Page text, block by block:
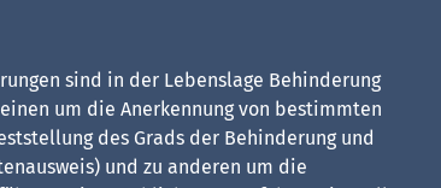
sind in der Lebenslage Behinderung
um die Anerkennung von bestimmten
des Grads der Behinderung und
und zu anderen um die